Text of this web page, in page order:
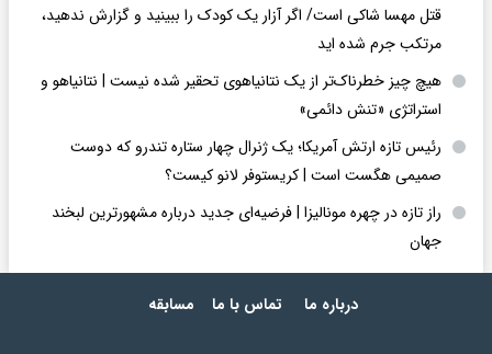
قتل مهسا شاکی است/ اگر آزار یک کودک را ببینید و گزارش ندهید،
مرتکب جرم شده اید
هیچ چیز خطرناک‌تر از یک نتانیاهوی تحقیر شده نیست | نتانیاهو و
استراتژی «تنش دائمی»
رئیس تازه ارتش آمریکا؛ یک ژنرال چهار ستاره تندرو که دوست
صمیمی هگست است | کریستوفر لانو کیست؟
راز تازه در چهره مونالیزا | فرضیه‌ای جدید درباره مشهورترین لبخند
جهان
درباره ما تماس با ما مسابقه